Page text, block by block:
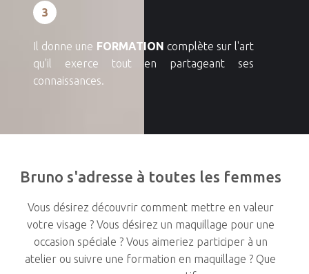
3
Il donne une FORMATION complète sur l'art
qu'il exerce tout en partageant ses
connaissances.
Bruno s'adresse à toutes les femmes
Vous désirez découvrir comment mettre en valeur
votre visage ? Vous désirez un maquillage pour une
occasion spéciale ? Vous aimeriez participer à un
atelier ou suivre une formation en maquillage ? Que